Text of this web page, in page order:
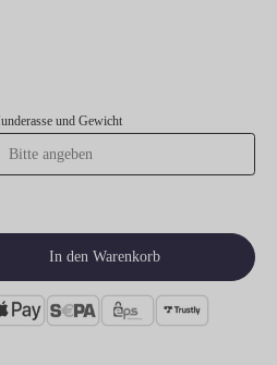
und Gewicht
Wert ein oder benutze die Schaltflächen
In den Warenkorb